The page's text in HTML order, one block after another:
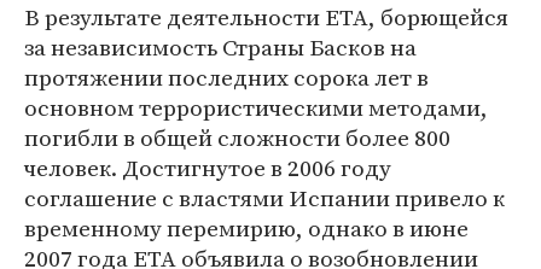
В результате деятельности ETA, борющейся
за независимость Страны Басков на
протяжении последних сорока лет в
основном террористическими методами,
погибли в общей сложности более 800
человек. Достигнутое в 2006 году
соглашение с властями Испании привело к
временному перемирию, однако в июне
2007 года ETA объявила о возобновлении